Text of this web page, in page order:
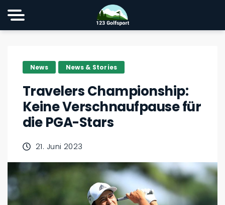
News News & Stories
Travelers Championship:
Keine Verschnaufpause für
die PGA-Stars
21. Juni 2023